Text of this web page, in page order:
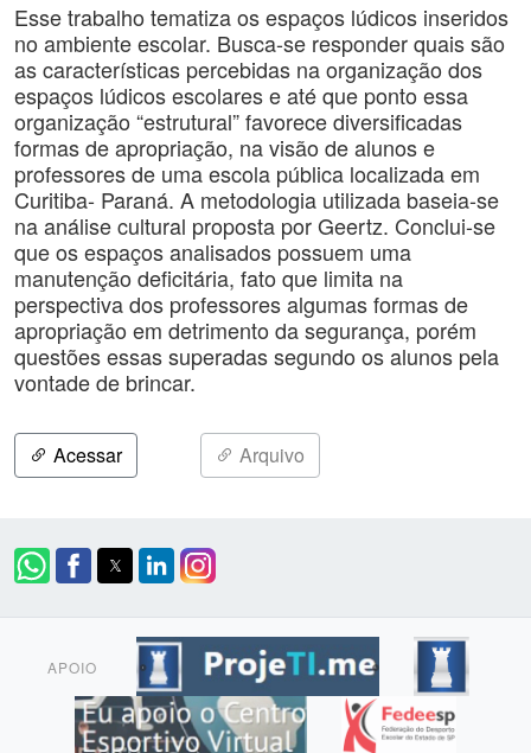
Esse trabalho tematiza os espaços lúdicos inseridos
no ambiente escolar. Busca-se responder quais são
as características percebidas na organização dos
espaços lúdicos escolares e até que ponto essa
organização “estrutural” favorece diversificadas
formas de apropriação, na visão de alunos e
professores de uma escola pública localizada em
Curitiba- Paraná. A metodologia utilizada baseia-se
na análise cultural proposta por Geertz. Conclui-se
que os espaços analisados possuem uma
manutenção deficitária, fato que limita na
perspectiva dos professores algumas formas de
apropriação em detrimento da segurança, porém
questões essas superadas segundo os alunos pela
vontade de brincar.
Acessar Arquivo
APOIO